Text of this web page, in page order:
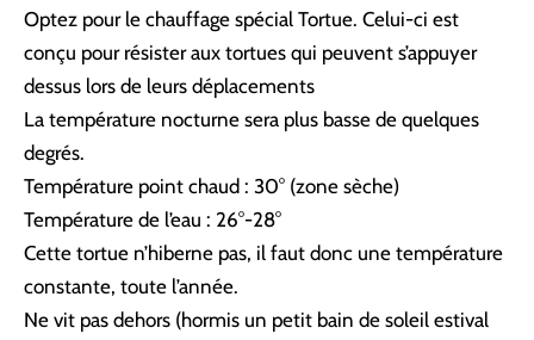
Optez pour le chauffage spécial Tortue. Celui-ci est
conçu pour résister aux tortues qui peuvent s’appuyer
dessus lors de leurs déplacements
La température nocturne sera plus basse de quelques
degrés.
Température point chaud : 30° (zone sèche)
Température de l’eau : 26°-28°
Cette tortue n’hiberne pas, il faut donc une température
constante, toute l’année.
Ne vit pas dehors (hormis un petit bain de soleil estival